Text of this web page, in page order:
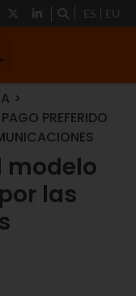
ES EU
PREFERIDO
modelo
las